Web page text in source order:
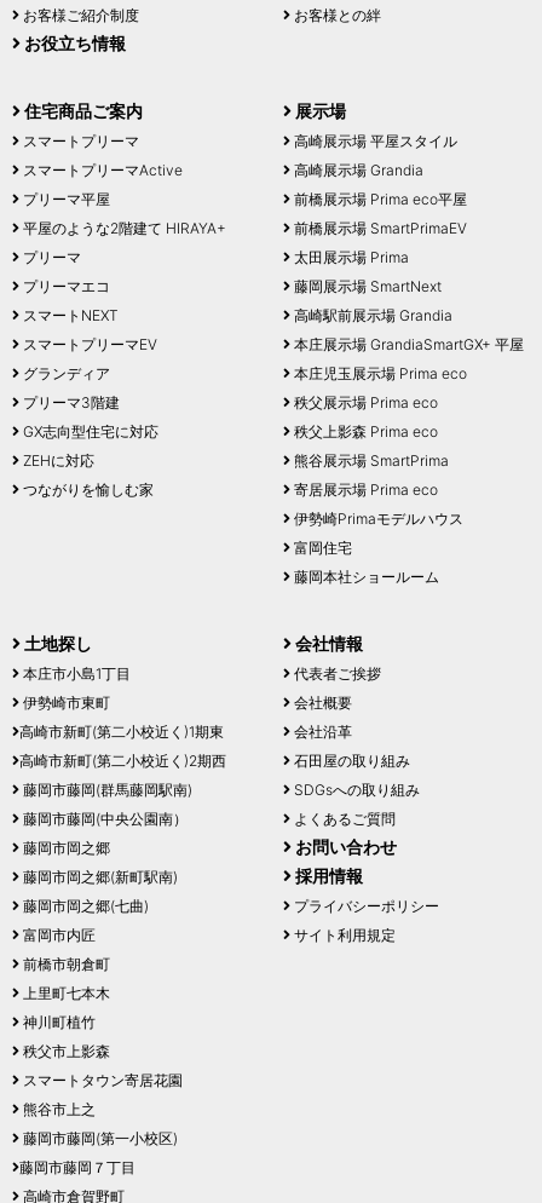
お客様ご紹介制度
お役立ち情報
お客様との絆
住宅商品ご案内
スマートプリーマ
スマートプリーマActive
プリーマ平屋
平屋のような2階建て HIRAYA+
プリーマ
プリーマエコ
スマートNEXT
スマートプリーマEV
グランディア
プリーマ3階建
GX志向型住宅に対応
ZEHに対応
つながりを愉しむ家
展示場
高崎展示場 平屋スタイル
高崎展示場 Grandia
前橋展示場 Prima eco平屋
前橋展示場 SmartPrimaEV
太田展示場 Prima
藤岡展示場 SmartNext
高崎駅前展示場 Grandia
本庄展示場 GrandiaSmartGX+ 平屋
本庄児玉展示場 Prima eco
秩父展示場 Prima eco
秩父上影森 Prima eco
熊谷展示場 SmartPrima
寄居展示場 Prima eco
伊勢崎Primaモデルハウス
富岡住宅
藤岡本社ショールーム
土地探し
本庄市小島1丁目
伊勢崎市東町
高崎市新町(第二小校近く)1期東
高崎市新町(第二小校近く)2期西
藤岡市藤岡(群馬藤岡駅南)
藤岡市藤岡(中央公園南）
藤岡市岡之郷
藤岡市岡之郷(新町駅南)
藤岡市岡之郷(七曲)
富岡市内匠
前橋市朝倉町
上里町七本木
神川町植竹
秩父市上影森
スマートタウン寄居花園
熊谷市上之
藤岡市藤岡(第一小校区)
藤岡市藤岡７丁目
高崎市倉賀野町
会社情報
代表者ご挨拶
会社概要
会社沿革
石田屋の取り組み
SDGsへの取り組み
よくあるご質問
お問い合わせ
採用情報
プライバシーポリシー
サイト利用規定